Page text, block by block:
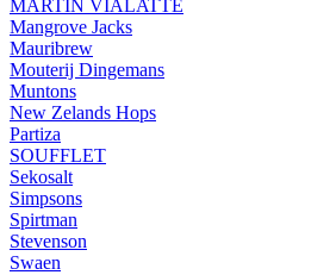
MARTIN VIALATTE
Mangrove Jacks
Mauribrew
Mouterij Dingemans
Muntons
New Zelands Hops
Partiza
SOUFFLET
Sekosalt
Simpsons
Spirtman
Stevenson
Swaen